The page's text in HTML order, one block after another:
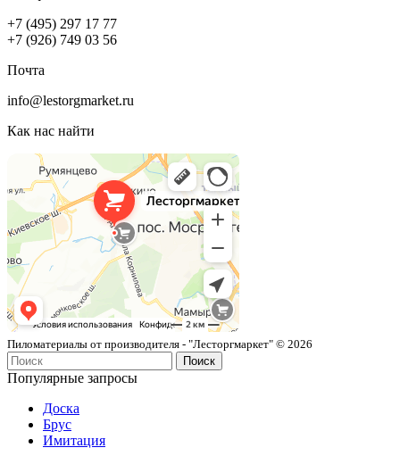
+7 (495) 297 17 77
+7 (926) 749 03 56
Почта
info@lestorgmarket.ru
Как нас найти
Лесторгмаркет
Пиломатериалы в Москве
Пиломатериалы от производителя - "Лесторгмаркет" © 2026
Поиск
Популярные запросы
Доска
Брус
Имитация